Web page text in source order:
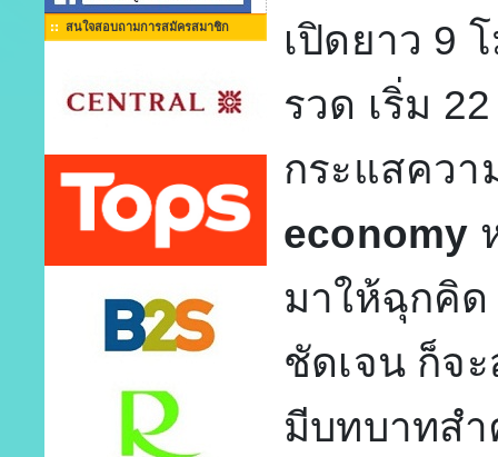
สนใจสอบถามการสมัครสมาชิก
เปิดยาว 9
รวด เริ่ม
กระแสคว
economy
มาให้ฉุกคิ
ชัดเจน ก็จ
มีบทบาทสำ